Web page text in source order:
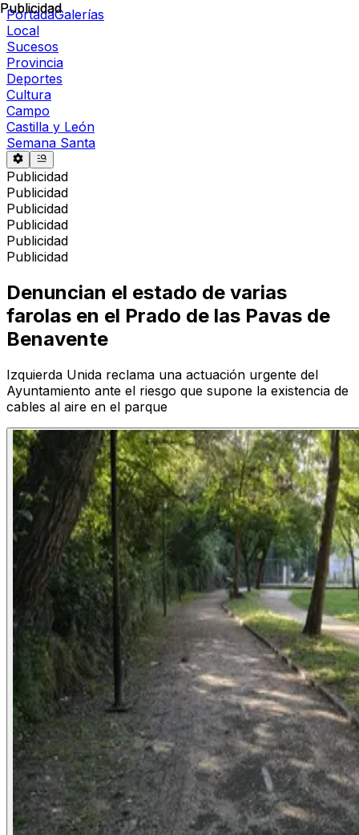
PortadaGalerías
Local
Sucesos
Provincia
Deportes
Cultura
Campo
Castilla y León
Semana Santa
Publicidad
Publicidad
Publicidad
Publicidad
Publicidad
Publicidad
Publicidad
Denuncian el estado de varias
farolas en el Prado de las Pavas de
Benavente
Izquierda Unida reclama una actuación urgente del
Ayuntamiento ante el riesgo que supone la existencia de
cables al aire en el parque
Publicidad